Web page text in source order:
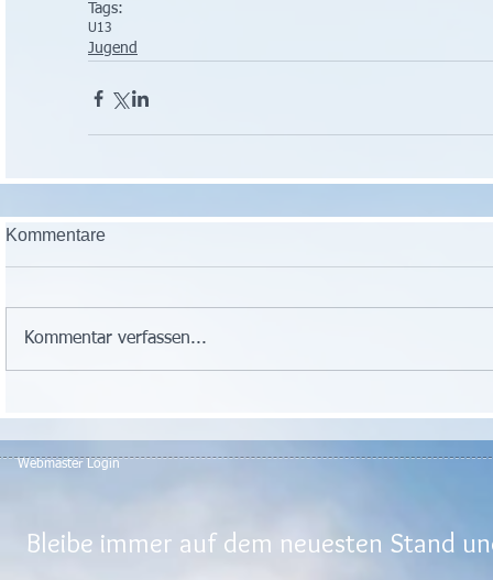
Tags:
U13
Jugend
Kommentare
Kommentar verfassen...
Webmaster Login
Bleibe immer auf dem neuesten Stand